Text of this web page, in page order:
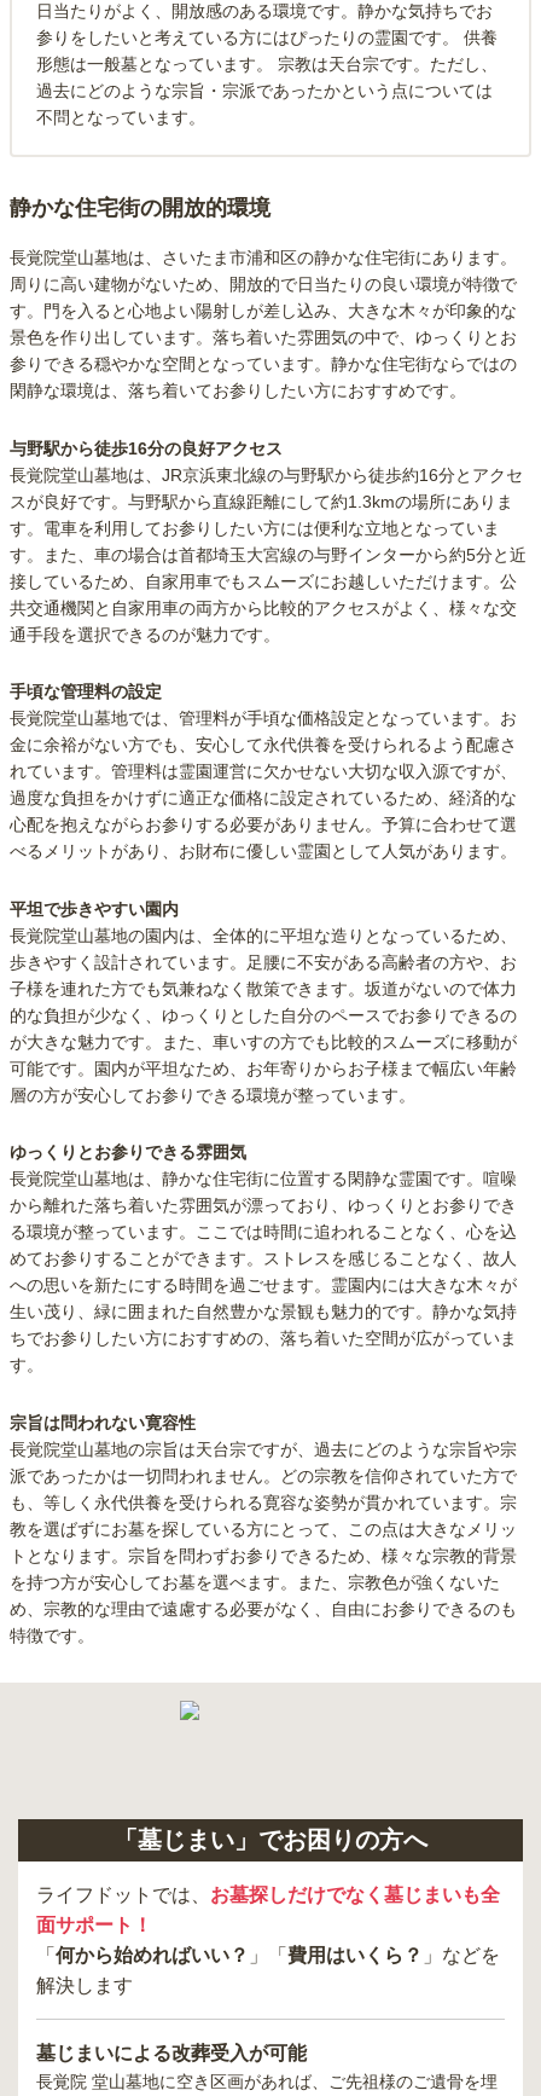
日当たりがよく、開放感のある環境です。静かな気持ちでお
参りをしたいと考えている方にはぴったりの霊園です。 供養
形態は一般墓となっています。 宗教は天台宗です。ただし、
過去にどのような宗旨・宗派であったかという点については
不問となっています。
静かな住宅街の開放的環境
長覚院堂山墓地は、さいたま市浦和区の静かな住宅街にあります。
周りに高い建物がないため、開放的で日当たりの良い環境が特徴で
す。門を入ると心地よい陽射しが差し込み、大きな木々が印象的な
景色を作り出しています。落ち着いた雰囲気の中で、ゆっくりとお
参りできる穏やかな空間となっています。静かな住宅街ならではの
閑静な環境は、落ち着いてお参りしたい方におすすめです。
与野駅から徒歩16分の良好アクセス
長覚院堂山墓地は、JR京浜東北線の与野駅から徒歩約16分とアクセ
スが良好です。与野駅から直線距離にして約1.3kmの場所にありま
す。電車を利用してお参りしたい方には便利な立地となっていま
す。また、車の場合は首都埼玉大宮線の与野インターから約5分と近
接しているため、自家用車でもスムーズにお越しいただけます。公
共交通機関と自家用車の両方から比較的アクセスがよく、様々な交
通手段を選択できるのが魅力です。
手頃な管理料の設定
長覚院堂山墓地では、管理料が手頃な価格設定となっています。お
金に余裕がない方でも、安心して永代供養を受けられるよう配慮さ
れています。管理料は霊園運営に欠かせない大切な収入源ですが、
過度な負担をかけずに適正な価格に設定されているため、経済的な
心配を抱えながらお参りする必要がありません。予算に合わせて選
べるメリットがあり、お財布に優しい霊園として人気があります。
平坦で歩きやすい園内
長覚院堂山墓地の園内は、全体的に平坦な造りとなっているため、
歩きやすく設計されています。足腰に不安がある高齢者の方や、お
子様を連れた方でも気兼ねなく散策できます。坂道がないので体力
的な負担が少なく、ゆっくりとした自分のペースでお参りできるの
が大きな魅力です。また、車いすの方でも比較的スムーズに移動が
可能です。園内が平坦なため、お年寄りからお子様まで幅広い年齢
層の方が安心してお参りできる環境が整っています。
ゆっくりとお参りできる雰囲気
長覚院堂山墓地は、静かな住宅街に位置する閑静な霊園です。喧噪
から離れた落ち着いた雰囲気が漂っており、ゆっくりとお参りでき
る環境が整っています。ここでは時間に追われることなく、心を込
めてお参りすることができます。ストレスを感じることなく、故人
への思いを新たにする時間を過ごせます。霊園内には大きな木々が
生い茂り、緑に囲まれた自然豊かな景観も魅力的です。静かな気持
ちでお参りしたい方におすすめの、落ち着いた空間が広がっていま
す。
宗旨は問われない寛容性
長覚院堂山墓地の宗旨は天台宗ですが、過去にどのような宗旨や宗
派であったかは一切問われません。どの宗教を信仰されていた方で
も、等しく永代供養を受けられる寛容な姿勢が貫かれています。宗
教を選ばずにお墓を探している方にとって、この点は大きなメリッ
トとなります。宗旨を問わずお参りできるため、様々な宗教的背景
を持つ方が安心してお墓を選べます。また、宗教色が強くないた
め、宗教的な理由で遠慮する必要がなく、自由にお参りできるのも
特徴です。
「墓じまい」でお困りの方へ
ライフドットでは、 お墓探しだけでなく墓じまいも全
面サポート！
「 何から始めればいい？ 」「 費用はいくら？ 」などを
解決します
墓じまいによる改葬受入が可能
長覚院 堂山墓地に空き区画があれば、ご先祖様のご遺骨を埋